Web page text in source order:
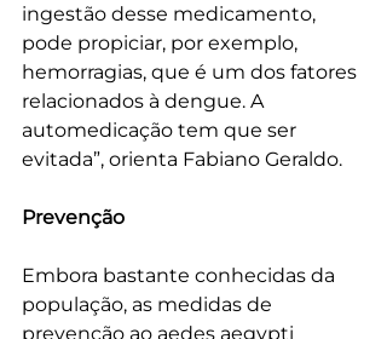
ingestão desse medicamento,
pode propiciar, por exemplo,
hemorragias, que é um dos fatores
relacionados à dengue. A
automedicação tem que ser
evitada”, orienta Fabiano Geraldo.
Prevenção
Embora bastante conhecidas da
população, as medidas de
prevenção ao aedes aegypti